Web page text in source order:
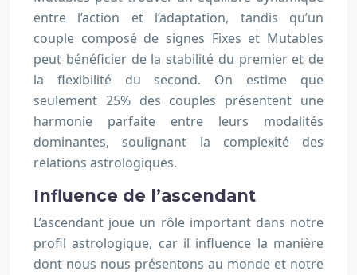
entre l’action et l’adaptation, tandis qu’un
couple composé de signes Fixes et Mutables
peut bénéficier de la stabilité du premier et de
la flexibilité du second. On estime que
seulement 25% des couples présentent une
harmonie parfaite entre leurs modalités
dominantes, soulignant la complexité des
relations astrologiques.
Influence de l’ascendant
L’ascendant joue un rôle important dans notre
profil astrologique, car il influence la manière
dont nous nous présentons au monde et notre